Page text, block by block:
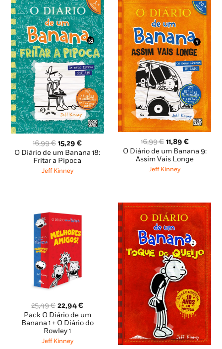
16,99€ O
preço
original
era:
15,29€O
preço
O Diário de um Banana 18:
Fritar a Pipoca
Jeff Kinney
16,99€ O
preço
original
era:
11,89 €O
preço
atual
O Diário de um Banana 9:
Assim Vais Longe
Jeff Kinney
25,49€ O
preço
original
era:
25,49 €.
22,94€O
preço
atual
Pack O Diário de um
Banana 1 + O Diário do
Rowley 1
Jeff Kinney